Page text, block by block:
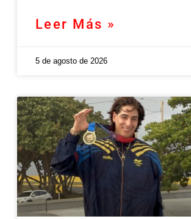
Leer Más »
5 de agosto de 2026